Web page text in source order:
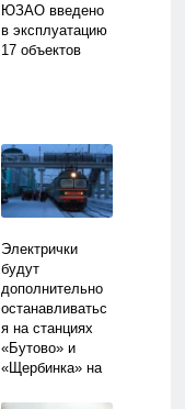
ЮЗАО введено
в эксплуатацию
17 объектов
Электрички
будут
дополнительно
останавливатьс
я на станциях
«Бутово» и
«Щербинка» на